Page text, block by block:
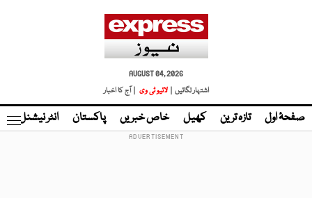
AUGUST 04, 2026
اشتہار لگائیں |
لائیو ٹی وی | آج کا اخبار
صفحۂ اول تازہ ترین کھیل خاص خبریں پاکستان انٹر نیشنل